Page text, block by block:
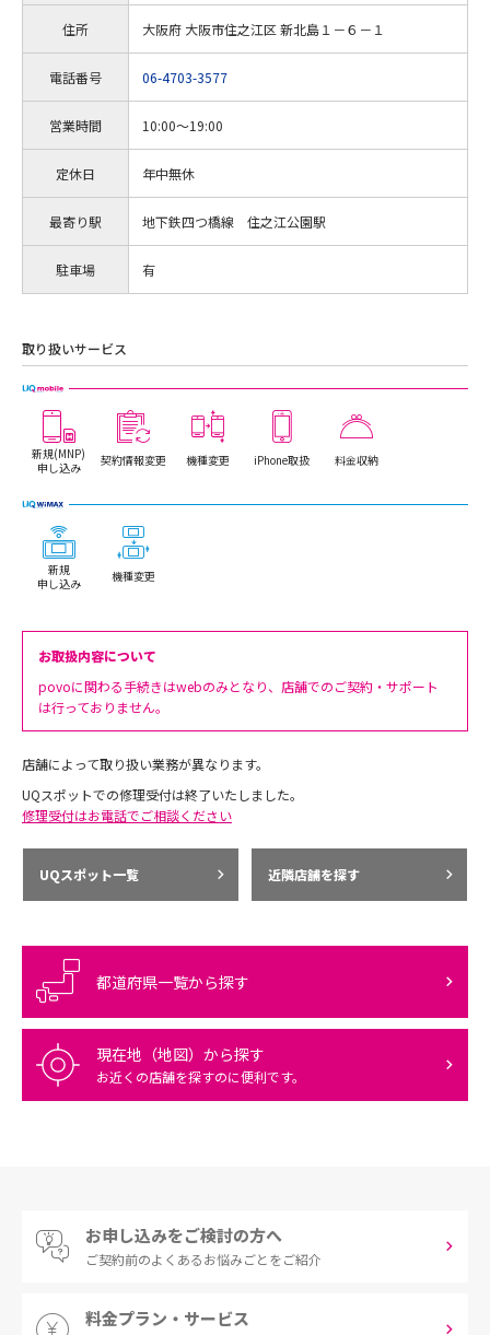
住所 大阪府 大阪市住之江区 新北島１－６－１
電話番号 06-4703-3577
営業時間 10:00～19:00
定休日 年中無休
最寄り駅 地下鉄四つ橋線 住之江公園駅
駐車場 有
取り扱いサービス
新規(MNP)
申し込み
契約情報変更 機種変更 iPhone取扱 料金収納
新規
申し込み
機種変更
お取扱内容について
povoに関わる手続きはwebのみとなり、店舗でのご契約・サポート
は行っておりません。
店舗によって取り扱い業務が異なります。
UQスポットでの修理受付は終了いたしました。
修理受付はお電話でご相談ください
UQスポット一覧 近隣店舗を探す
都道府県一覧から探す
現在地（地図）から探す
お近くの店舗を探すのに便利です。
お申し込みをご検討の方へ
ご契約前のよくあるお悩みごとをご紹介
料金プラン・サービス